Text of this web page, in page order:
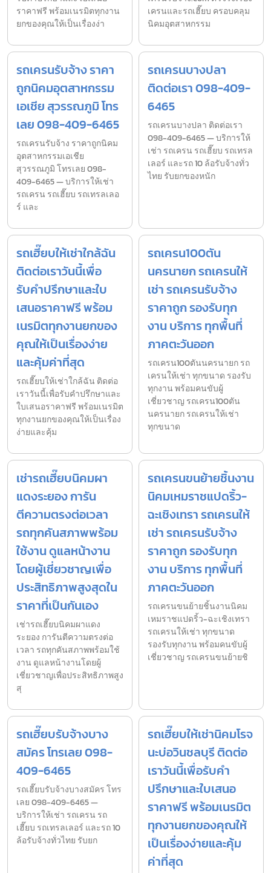
ราคาฟรี พร้อมเนรมิตทุกงาน
ยกของคุณให้เป็นเรื่องง่า
เครนและรถเฮี๊ยบ ครอบคลุม
นิคมอุตสาหกรรม
รถเครนรับจ้าง ราคา
ถูกนิคมอุตสาหกรรม
เอเชีย สุวรรณภูมิ โทร
เลย 098-409-6465
รถเครนรับจ้าง ราคาถูกนิคม
อุตสาหกรรมเอเชีย
สุวรรณภูมิ โทรเลย 098-
409-6465 — บริการให้เช่า
รถเครน รถเฮี๊ยบ รถเทรลเลอ
ร์ และ
รถเครนบางปลา
ติดต่อเรา 098-409-
6465
รถเครนบางปลา ติดต่อเรา
098-409-6465 — บริการให้
เช่า รถเครน รถเฮี๊ยบ รถเทรล
เลอร์ และรถ 10 ล้อรับจ้างทั่ว
ไทย รับยกของหนัก
รถเฮี๊ยบให้เช่าใกล้ฉัน
ติดต่อเราวันนี้เพื่อ
รับคำปรึกษาและใบ
เสนอราคาฟรี พร้อม
เนรมิตทุกงานยกของ
คุณให้เป็นเรื่องง่าย
และคุ้มค่าที่สุด
รถเฮี๊ยบให้เช่าใกล้ฉัน ติดต่อ
เราวันนี้เพื่อรับคำปรึกษาและ
ใบเสนอราคาฟรี พร้อมเนรมิต
ทุกงานยกของคุณให้เป็นเรื่อง
ง่ายและคุ้ม
รถเครน100ตัน
นครนายก รถเครนให้
เช่า รถเครนรับจ้าง
ราคาถูก รองรับทุก
งาน บริการ ทุกพื้นที่
ภาคตะวันออก
รถเครน100ตันนครนายก รถ
เครนให้เช่า ทุกขนาด รองรับ
ทุกงาน พร้อมคนขับผู้
เชี่ยวชาญ รถเครน100ตัน
นครนายก รถเครนให้เช่า
ทุกขนาด
เช่ารถเฮี๊ยบนิคมผา
แดงระยอง การัน
ตีความตรงต่อเวลา
รถทุกคันสภาพพร้อม
ใช้งาน ดูแลหน้างาน
โดยผู้เชี่ยวชาญเพื่อ
ประสิทธิภาพสูงสุดใน
ราคาที่เป็นกันเอง
เช่ารถเฮี๊ยบนิคมผาแดง
ระยอง การันตีความตรงต่อ
เวลา รถทุกคันสภาพพร้อมใช้
งาน ดูแลหน้างานโดยผู้
เชี่ยวชาญเพื่อประสิทธิภาพสูง
สุ
รถเครนขนย้ายชิ้นงาน
นิคมเหมราชแปดริ้ว-
ฉะเชิงเทรา รถเครนให้
เช่า รถเครนรับจ้าง
ราคาถูก รองรับทุก
งาน บริการ ทุกพื้นที่
ภาคตะวันออก
รถเครนขนย้ายชิ้นงานนิคม
เหมราชแปดริ้ว-ฉะเชิงเทรา
รถเครนให้เช่า ทุกขนาด
รองรับทุกงาน พร้อมคนขับผู้
เชี่ยวชาญ รถเครนขนย้ายชิ
รถเฮี๊ยบรับจ้างบาง
สมัคร โทรเลย 098-
409-6465
รถเฮี๊ยบรับจ้างบางสมัคร โทร
เลย 098-409-6465 —
บริการให้เช่า รถเครน รถ
เฮี๊ยบ รถเทรลเลอร์ และรถ 10
ล้อรับจ้างทั่วไทย รับยก
รถเฮี๊ยบให้เช่านิคมโรจ
นะบ่อวินชลบุรี ติดต่อ
เราวันนี้เพื่อรับคำ
ปรึกษาและใบเสนอ
ราคาฟรี พร้อมเนรมิต
ทุกงานยกของคุณให้
เป็นเรื่องง่ายและคุ้ม
ค่าที่สุด